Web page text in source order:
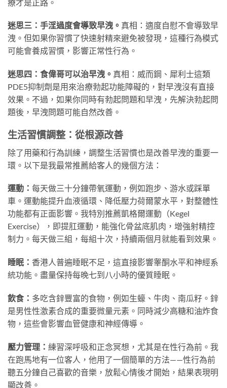
療才是正路。
迷思三：手淫過度會導致早洩。 真相：適度自慰不會導致早
洩。但如果你習慣了快速射精來避免被發現，這種行為模式
可能會養成習慣，影響正常性行為。
迷思四：食偉哥可以治早洩。 真相：威而鋼、犀利士這類
PDE5抑制劑是用來治療勃起功能障礙的，對早洩沒有直接
效果。不過，如果你同時有勃起問題和早洩，先解決勃起問
題後，早洩問題可能自然改善。
生活習慣調整：從根源改善
除了用藥和行為訓練，調整生活習慣也是改善早洩的重要一
環。以下是我最常推薦給客人的幾個方法：
運動： 每天做三十分鐘帶氧運動，例如跑步、游水或踩單
車。運動能提升血液循環、降低壓力荷爾蒙水平，對整體性
功能都有正面影響。我特別推薦凱格爾運動（Kegel
Exercise），即提肛運動，能強化骨盆底肌肉，增強射精控
制力。每天做三組，每組十次，持續兩個月就能看到效果。
睡眠： 香港人普遍睡眠不足，這直接影響睾酮水平和神經系
統功能。盡量保持每晚七到八小時的優質睡眠。
飲食： 多吃含鋅豐富的食物，例如生蠔、牛肉、南瓜籽。鋅
是男性性激素合成的重要微量元素。同時減少高糖和油炸食
物，這些會影響血管健康和神經傳導。
壓力管理： 練習深呼吸和正念冥想，尤其是在性行為前。我
在跑馬地有一位客人，他用了一個簡單的方法——性行為前
聽五分鐘自己喜歡的音樂，放鬆心情後才開始，結果表現明
顯改善。